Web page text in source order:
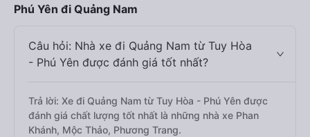
Phú Yên đi Quảng Nam
Câu hỏi: Nhà xe đi Quảng Nam từ Tuy Hòa
- Phú Yên được đánh giá tốt nhất?
Trả lời: Xe đi Quảng Nam từ Tuy Hòa - Phú Yên được
đánh giá chất lượng tốt nhất là những nhà xe Phan
Khánh, Mộc Thảo, Phương Trang.